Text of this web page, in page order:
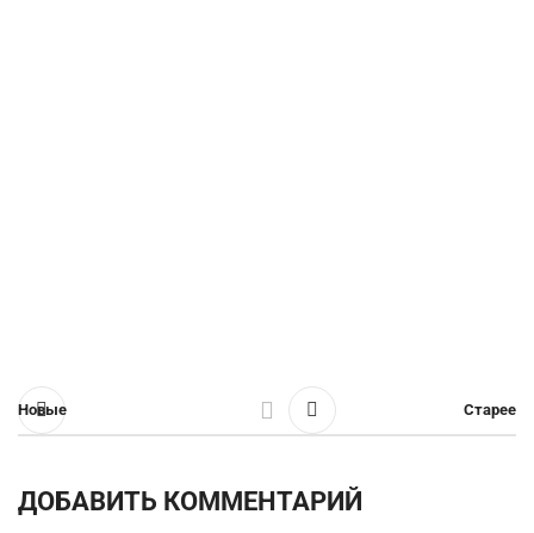
Новые Старее
ДОБАВИТЬ КОММЕНТАРИЙ